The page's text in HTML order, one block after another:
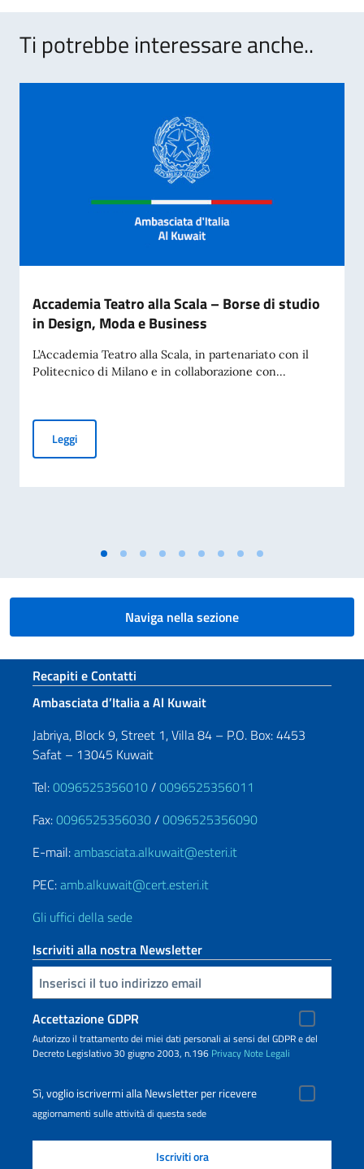
Ti potrebbe interessare anche..
Accademia Teatro alla Scala – Borse di studio
in Design, Moda e Business
L’Accademia Teatro alla Scala, in partenariato con il
Politecnico di Milano e in collaborazione con...
LeggiAccademia Teatro alla Scala – Borse di studio in Design,
Naviga nella sezione
Sezione footer
Recapiti e Contatti
Ambasciata d’Italia a Al Kuwait
Jabriya, Block 9, Street 1, Villa 84 – P.O. Box: 4453
Safat – 13045 Kuwait
Tel:0096525356010/0096525356011
Fax:0096525356030/0096525356090
E-mail:ambasciata.alkuwait@esteri.it
PEC:amb.alkuwait@cert.esteri.it
Gli uffici della sede
Iscriviti alla nostra Newsletter
Inserisci la tua email
Accettazione GDPR
Autorizzo il trattamento dei miei dati personali ai sensi del GDPR e del
Decreto Legislativo 30 giugno 2003, n.196 Privacy Note Legali
Sì, voglio iscrivermi alla Newsletter per ricevere
aggiornamenti sulle attività di questa sede